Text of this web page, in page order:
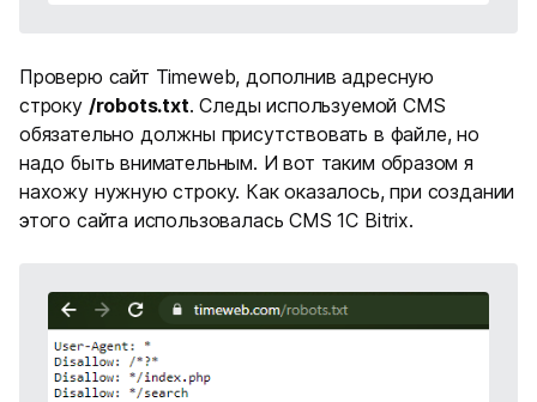
Проверю сайт Timeweb, дополнив адресную
строку /robots.txt. Следы используемой CMS
обязательно должны присутствовать в файле, но
надо быть внимательным. И вот таким образом я
нахожу нужную строку. Как оказалось, при создании
этого сайта использовалась CMS 1С Bitrix.